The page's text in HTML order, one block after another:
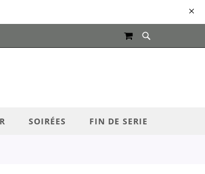
MON PANIER
SOIRÉES FIN DE SERIE